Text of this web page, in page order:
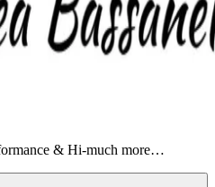
& Hi-much more…